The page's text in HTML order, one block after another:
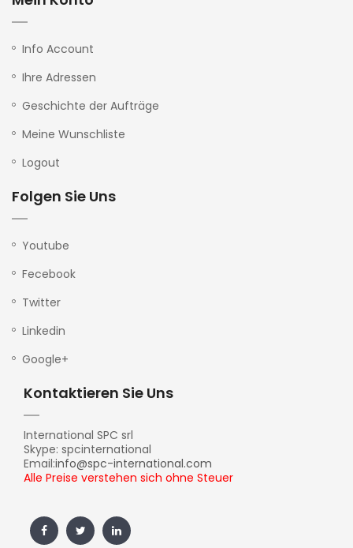
Info Account
Ihre Adressen
Geschichte der Aufträge
Meine Wunschliste
Logout
Folgen Sie Uns
Youtube
Fecebook
Twitter
Linkedin
Google+
Kontaktieren Sie Uns
International SPC srl
Skype: spcinternational
Email:info@spc-international.com
Alle Preise verstehen sich ohne Steuer